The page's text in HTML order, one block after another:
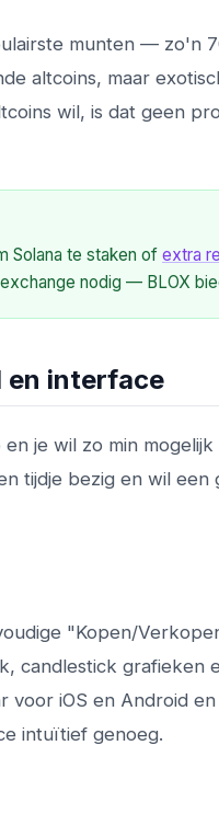
munten — zo'n
altcoins, maar
wil, is dat geen
Solana te staken of extra
nodig — BLOX
en interface
je wil zo min
tijdje bezig en wil
"Kopen/
candlestick grafieken
voor iOS en Android
intuïtief genoeg.